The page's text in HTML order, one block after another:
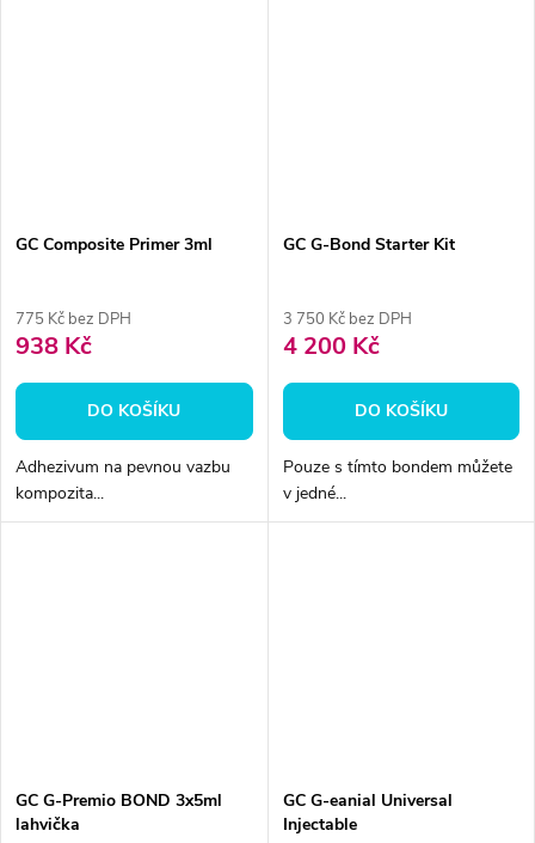
GC Composite Primer 3ml
775 Kč bez DPH
938 Kč
DO KOŠÍKU
Adhezivum na pevnou vazbu
kompozita...
GC G-Bond Starter Kit
3 750 Kč bez DPH
4 200 Kč
DO KOŠÍKU
Pouze s tímto bondem můžete
v jedné...
GC G-Premio BOND 3x5ml
lahvička
GC G-eanial Universal
Injectable